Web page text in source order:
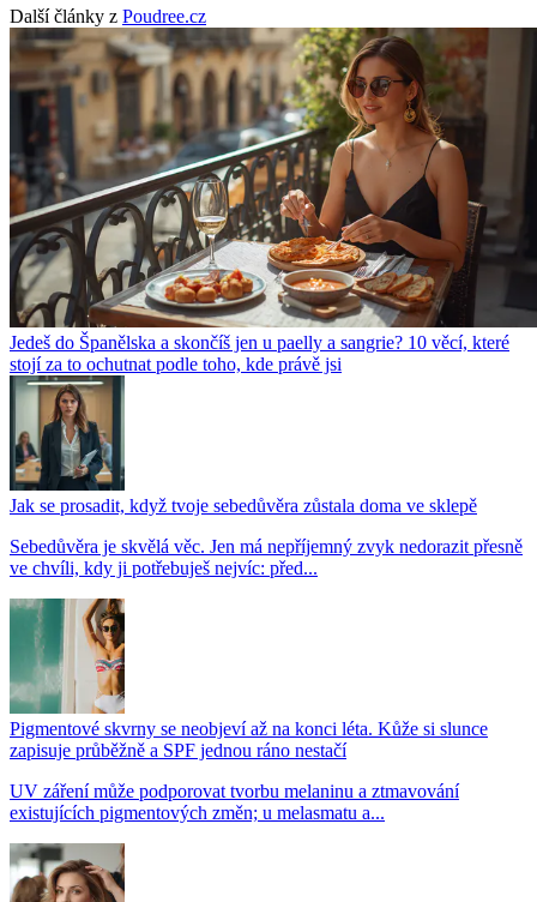
Další články z Poudree.cz
Jedeš do Španělska a skončíš jen u paelly a sangrie? 10 věcí, které
stojí za to ochutnat podle toho, kde právě jsi
Jak se prosadit, když tvoje sebedůvěra zůstala doma ve sklepě
Sebedůvěra je skvělá věc. Jen má nepříjemný zvyk nedorazit přesně
ve chvíli, kdy ji potřebuješ nejvíc: před...
Pigmentové skvrny se neobjeví až na konci léta. Kůže si slunce
zapisuje průběžně a SPF jednou ráno nestačí
UV záření může podporovat tvorbu melaninu a ztmavování
existujících pigmentových změn; u melasmatu a...